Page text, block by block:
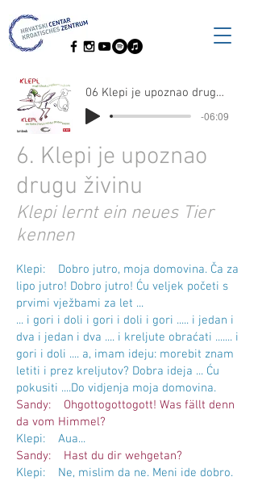
06 Klepi je upoznao drugu živinu
-06:09
6. Klepi je upoznao
drugu živinu
Klepi lernt ein neues Tier
kennen
Klepi: Dobro jutro, moja domovina. Ča za
lipo jutro! Dobro jutro! Ću veljek početi s
prvimi vježbami za let ...
... i gori i doli i gori i doli i gori ..... i jedan i
dva i jedan i dva .... i kreljute obraćati ....... i
gori i doli .... a, imam ideju: morebit znam
letiti i prez kreljutov? Dobra ideja ... Ću
pokusiti ....Do vidjenja moja domovina.
Sandy: Ohgottogottogott! Was fällt denn
da vom Himmel?
Klepi: Aua...
Sandy: Hast du dir wehgetan?
Klepi: Ne, mislim da ne. Meni ide dobro.